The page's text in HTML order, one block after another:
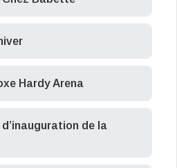
Hardy Arena
de la